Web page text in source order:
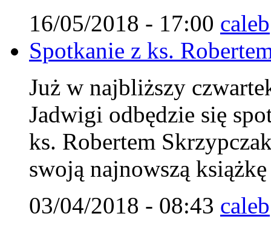
16/05/2018 - 17:00 caleb
Spotkanie z ks.
Już w najbliższy
Jadwigi odbędzie się
ks. Robertem
swoją najnowszą
03/04/2018 - 08:43 caleb